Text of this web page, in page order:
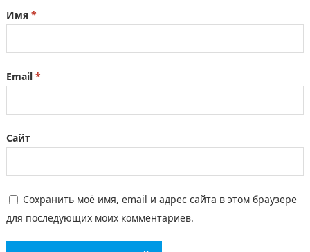
Имя *
Email *
Сайт
Сохранить моё имя, email и адрес сайта в этом браузере
для последующих моих комментариев.